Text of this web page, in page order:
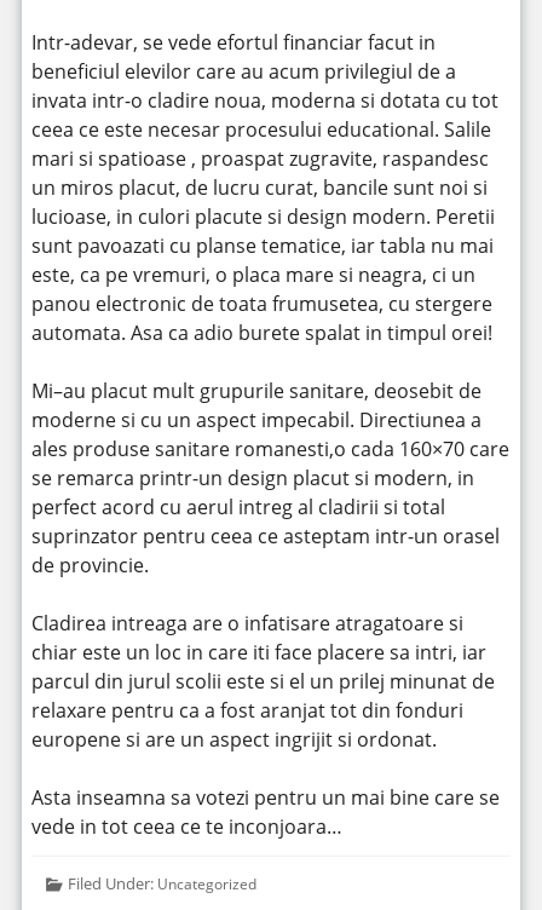
Intr-adevar, se vede efortul financiar facut in
beneficiul elevilor care au acum privilegiul de a
invata intr-o cladire noua, moderna si dotata cu tot
ceea ce este necesar procesului educational. Salile
mari si spatioase , proaspat zugravite, raspandesc
un miros placut, de lucru curat, bancile sunt noi si
lucioase, in culori placute si design modern. Peretii
sunt pavoazati cu planse tematice, iar tabla nu mai
este, ca pe vremuri, o placa mare si neagra, ci un
panou electronic de toata frumusetea, cu stergere
automata. Asa ca adio burete spalat in timpul orei!
Mi–au placut mult grupurile sanitare, deosebit de
moderne si cu un aspect impecabil. Directiunea a
ales produse sanitare romanesti,o cada 160×70 care
se remarca printr-un design placut si modern, in
perfect acord cu aerul intreg al cladirii si total
suprinzator pentru ceea ce asteptam intr-un orasel
de provincie.
Cladirea intreaga are o infatisare atragatoare si
chiar este un loc in care iti face placere sa intri, iar
parcul din jurul scolii este si el un prilej minunat de
relaxare pentru ca a fost aranjat tot din fonduri
europene si are un aspect ingrijit si ordonat.
Asta inseamna sa votezi pentru un mai bine care se
vede in tot ceea ce te inconjoara…
Filed Under: Uncategorized